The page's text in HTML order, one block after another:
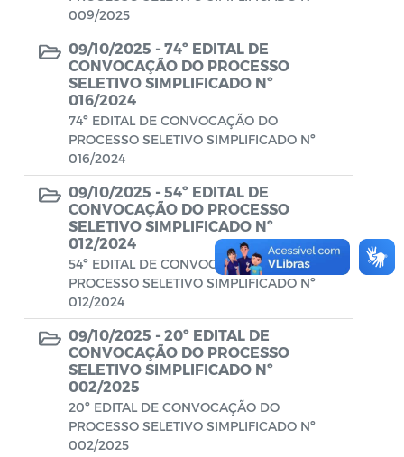
Editais
Emendas Parlamentares
Extrato de Contratos
Extrato de Inexigibilidade
Instruções Normativas
Intimação
JARI - Junta Recursos de Infração de
Trânsito
Licenças Específicas
Notificação
Portal do Contribuinte
009/2025
09/10/2025 - 74º EDITAL DE
CONVOCAÇÃO DO PROCESSO
SELETIVO SIMPLIFICADO Nº
016/2024
74º EDITAL DE CONVOCAÇÃO DO
PROCESSO SELETIVO SIMPLIFICADO Nº
016/2024
09/10/2025 - 54º EDITAL DE
CONVOCAÇÃO DO PROCESSO
SELETIVO SIMPLIFICADO Nº
012/2024
54º EDITAL DE CONVOCAÇÃO DO
PROCESSO SELETIVO SIMPLIFICADO Nº
012/2024
09/10/2025 - 20º EDITAL DE
CONVOCAÇÃO DO PROCESSO
SELETIVO SIMPLIFICADO Nº
002/2025
20º EDITAL DE CONVOCAÇÃO DO
PROCESSO SELETIVO SIMPLIFICADO Nº
002/2025